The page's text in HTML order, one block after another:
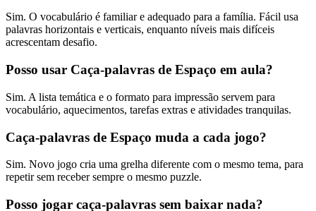
Sim. O vocabulário é familiar e adequado para a família. Fácil usa
palavras horizontais e verticais, enquanto níveis mais difíceis
acrescentam desafio.
Posso usar Caça-palavras de Espaço em aula?
Sim. A lista temática e o formato para impressão servem para
vocabulário, aquecimentos, tarefas extras e atividades tranquilas.
Caça-palavras de Espaço muda a cada jogo?
Sim. Novo jogo cria uma grelha diferente com o mesmo tema, para
repetir sem receber sempre o mesmo puzzle.
Posso jogar caça-palavras sem baixar nada?